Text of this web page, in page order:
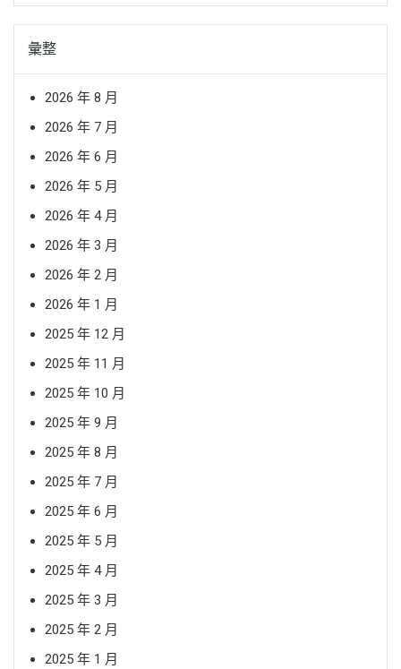
彙整
2026 年 8 月
2026 年 7 月
2026 年 6 月
2026 年 5 月
2026 年 4 月
2026 年 3 月
2026 年 2 月
2026 年 1 月
2025 年 12 月
2025 年 11 月
2025 年 10 月
2025 年 9 月
2025 年 8 月
2025 年 7 月
2025 年 6 月
2025 年 5 月
2025 年 4 月
2025 年 3 月
2025 年 2 月
2025 年 1 月